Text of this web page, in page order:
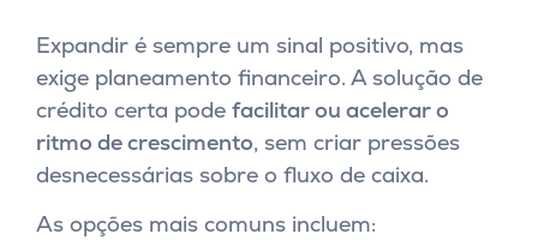
Expandir é sempre um sinal positivo, mas
exige planeamento financeiro. A solução de
crédito certa pode facilitar ou acelerar o
ritmo de crescimento, sem criar pressões
desnecessárias sobre o fluxo de caixa.
As opções mais comuns incluem: